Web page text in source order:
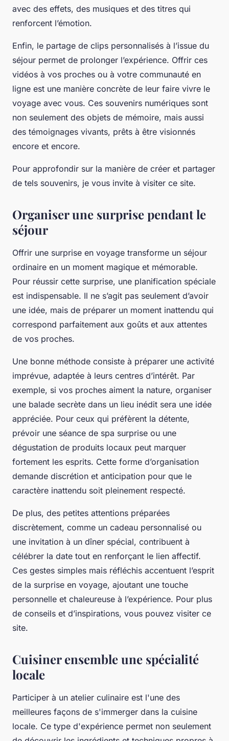
avec des effets, des musiques et des titres qui
renforcent l’émotion.
Enfin, le partage de clips personnalisés à l’issue du
séjour permet de prolonger l’expérience. Offrir ces
vidéos à vos proches ou à votre communauté en
ligne est une manière concrète de leur faire vivre le
voyage avec vous. Ces souvenirs numériques sont
non seulement des objets de mémoire, mais aussi
des témoignages vivants, prêts à être visionnés
encore et encore.
Pour approfondir sur la manière de créer et partager
de tels souvenirs, je vous invite à visiter ce site.
Organiser une surprise pendant le
séjour
Offrir une surprise en voyage transforme un séjour
ordinaire en un moment magique et mémorable.
Pour réussir cette surprise, une planification spéciale
est indispensable. Il ne s’agit pas seulement d’avoir
une idée, mais de préparer un moment inattendu qui
correspond parfaitement aux goûts et aux attentes
de vos proches.
Une bonne méthode consiste à préparer une activité
imprévue, adaptée à leurs centres d’intérêt. Par
exemple, si vos proches aiment la nature, organiser
une balade secrète dans un lieu inédit sera une idée
appréciée. Pour ceux qui préfèrent la détente,
prévoir une séance de spa surprise ou une
dégustation de produits locaux peut marquer
fortement les esprits. Cette forme d’organisation
demande discrétion et anticipation pour que le
caractère inattendu soit pleinement respecté.
De plus, des petites attentions préparées
discrètement, comme un cadeau personnalisé ou
une invitation à un dîner spécial, contribuent à
célébrer la date tout en renforçant le lien affectif.
Ces gestes simples mais réfléchis accentuent l’esprit
de la surprise en voyage, ajoutant une touche
personnelle et chaleureuse à l’expérience. Pour plus
de conseils et d’inspirations, vous pouvez visiter ce
site.
Cuisiner ensemble une spécialité
locale
Participer à un atelier culinaire est l'une des
meilleures façons de s'immerger dans la cuisine
locale. Ce type d'expérience permet non seulement